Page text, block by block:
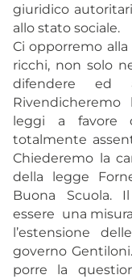
giuridico
allo stato sociale.
Ci opporremo
ricchi, non solo
difendere ed
Rivendicheremo
leggi a favore
totalmente
Chiederemo la
della legge
Buona Scuola.
essere una
l’estensione
governo
porre la